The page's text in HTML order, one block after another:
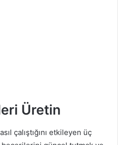
Üretin
çalıştığını etkileyen üç